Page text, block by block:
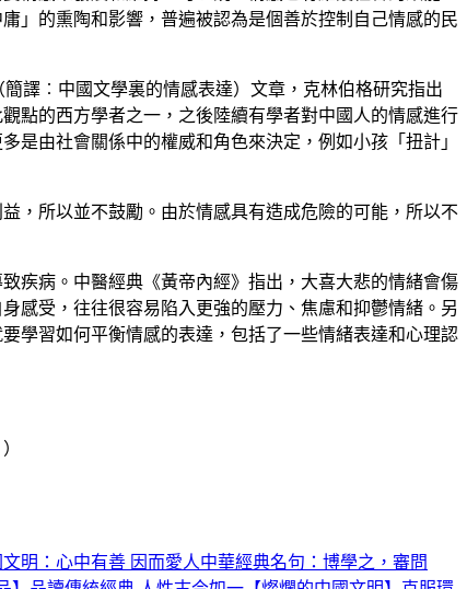
」的熏陶和影響，普遍被認為是個善於控制自己情感的民
簡譯︰中國文學裏的情感表達）文章，克林伯格研究指出
點的西方學者之一，之後陸續有學者對中國人的情感進行
是由社會關係中的權威和角色來決定，例如小孩「扭計」
，所以並不鼓勵。由於情感具有造成危險的可能，所以不
疾病。中醫經典《黃帝內經》指出，大喜大悲的情緒會傷
感受，往往很容易陷入更強的壓力、焦慮和抑鬱情緒。另
學習如何平衡情感的表達，包括了一些情緒表達和心理認
明：心中有善 因而愛人中華經典名句：博學之，審問